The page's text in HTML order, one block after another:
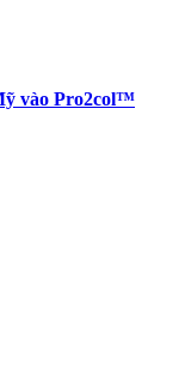
vào Pro2col™